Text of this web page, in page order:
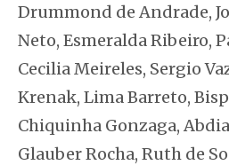
Drummond de Andrade,
Neto, Esmeralda Ribeiro,
Cecilia Meireles, Sergio
Krenak, Lima Barreto,
Chiquinha Gonzaga,
Glauber Rocha, Ruth de